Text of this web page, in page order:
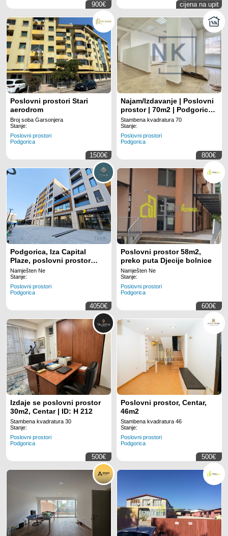
900€ cijena na upit
Poslovni prostori Stari
aerodrom
Broj soba Garsonjera
Stanje:
Poslovni prostori
Podgorica
1500€
Najam/Izdavanje | Poslovni
prostor | 70m2 | Podgorica,
Zabjelo
Stambena kvadratura 70
Stanje:
Poslovni prostori
Podgorica
800€
Podgorica, Iza Capital
Plaze, poslovni prostor
176m²
Namješten Ne
Stanje:
Poslovni prostori
Podgorica
4050€
Poslovni prostor 58m2,
preko puta Djecije bolnice
Namješten Ne
Stanje:
Poslovni prostori
Podgorica
600€
Izdaje se poslovni prostor
30m2, Centar | ID: H 212
Stambena kvadratura 30
Stanje:
Poslovni prostori
Podgorica
500€
Poslovni prostor, Centar,
46m2
Stambena kvadratura 46
Stanje:
Poslovni prostori
Podgorica
500€